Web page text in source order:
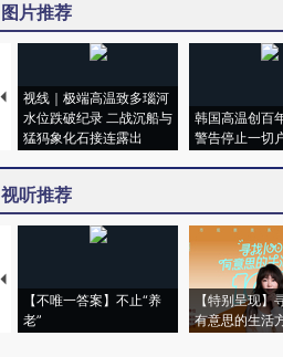
图片推荐
视线｜极端高温致多瑙河
水位跌破纪录 二战沉船与
猛犸象化石接连露出
韩国高温创百
警告停止一切
视听推荐
【不唯一答案】不止“养
老”
【特别呈现】
有意思的生活